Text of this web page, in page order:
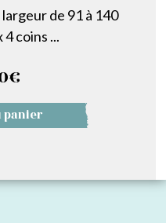
de 91 à 140
coins ...
€
panier